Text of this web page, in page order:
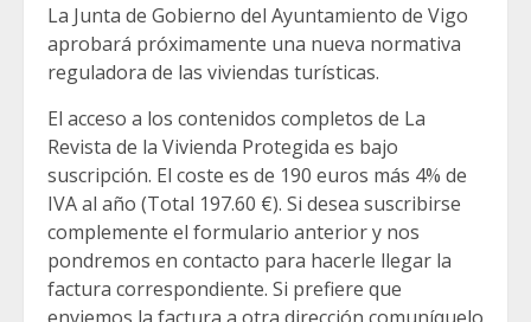
La Junta de Gobierno del Ayuntamiento de Vigo
aprobará próximamente una nueva normativa
reguladora de las viviendas turísticas.
El acceso a los contenidos completos de La
Revista de la Vivienda Protegida es bajo
suscripción. El coste es de 190 euros más 4% de
IVA al año (Total 197.60 €). Si desea suscribirse
complemente el formulario anterior y nos
pondremos en contacto para hacerle llegar la
factura correspondiente. Si prefiere que